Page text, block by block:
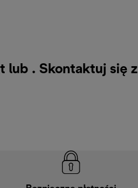
lub . Skontaktuj się